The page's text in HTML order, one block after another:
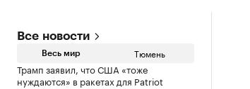
Все новости
Весь мир Тюмень
Трамп заявил, что США «тоже
нуждаются» в ракетах для Patriot